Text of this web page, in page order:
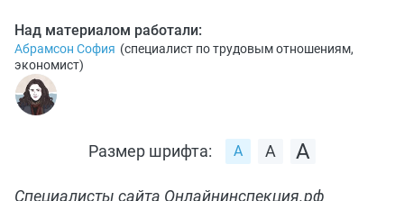
Над материалом работали:
Абрамсон София (специалист по трудовым отношениям,
экономист)
Размер шрифта:
Специалисты сайта Онлайнинспекция.рф